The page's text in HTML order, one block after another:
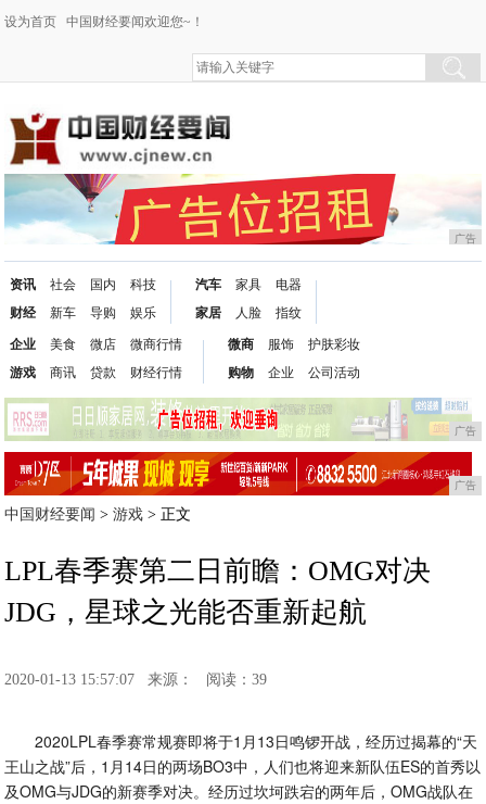
设为首页 中国财经要闻欢迎您~！
广告
资讯
财经
社会
新车
国内
导购
科技
娱乐
汽车
家居
家具
人脸
电器
指纹
企业
游戏
美食
商讯
微店
贷款
微商行情
财经行情
微商
购物
服饰
企业
护肤彩妆
公司活动
广告
广告
中国财经要闻 >游戏 > 正文
LPL春季赛第二日前瞻：OMG对决
JDG，星球之光能否重新起航
2020-01-13 15:57:07 来源： 阅读：39
2020LPL春季赛常规赛即将于1月13日鸣锣开战，经历过揭幕的“天
王山之战”后，1月14日的两场BO3中，人们也将迎来新队伍ES的首秀以
及OMG与JDG的新赛季对决。经历过坎坷跌宕的两年后，OMG战队在